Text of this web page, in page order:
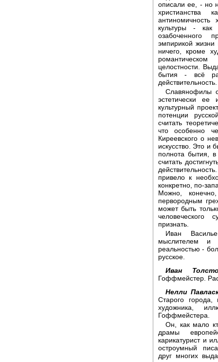
описали ее, - но
христианства
культуры - как
озабоченного
эмпирикой жизни
ничего, кроме
целостности.
бытия - всё
действительность.
Славянофилы
эстетически
культурный
потенции
считать
что особенно
Киреевского о
искусство. Это и
полнота бытия,
считать
привело к
конкретно, по-
Можно,
первородным
может быть
человеческого
признать.
Иван
мыслителем и
реальностью -
русское.
Иван
Гоффмейстер.
Нелли
Старого города,
художника,
Гоффмейстера.
Он, как мало
драмы
карикатурист и
остроумный
друг многих